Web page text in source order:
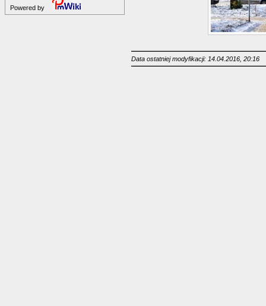
Powered by
Data ostatniej modyfikacji: 14.04.2016, 20:16